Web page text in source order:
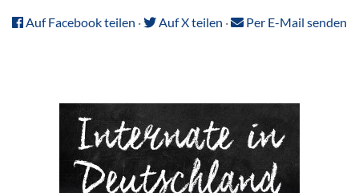
Auf Facebook teilen · Auf X teilen · Per E-Mail senden